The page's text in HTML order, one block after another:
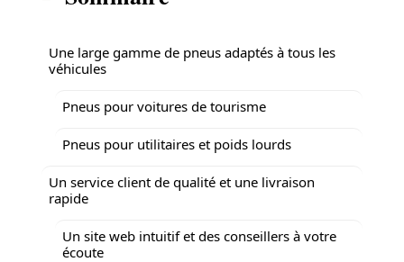
Une large gamme de pneus adaptés à tous les
véhicules
Pneus pour voitures de tourisme
Pneus pour utilitaires et poids lourds
Un service client de qualité et une livraison
rapide
Un site web intuitif et des conseillers à votre
écoute